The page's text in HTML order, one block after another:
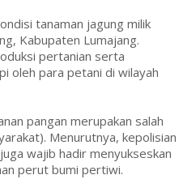
tanaman jagung milik
Kabupaten Lumajang.
pertanian serta
oleh para petani di wilayah
pangan merupakan salah
Menurutnya, kepolisian
wajib hadir menyukseskan
perut bumi pertiwi.